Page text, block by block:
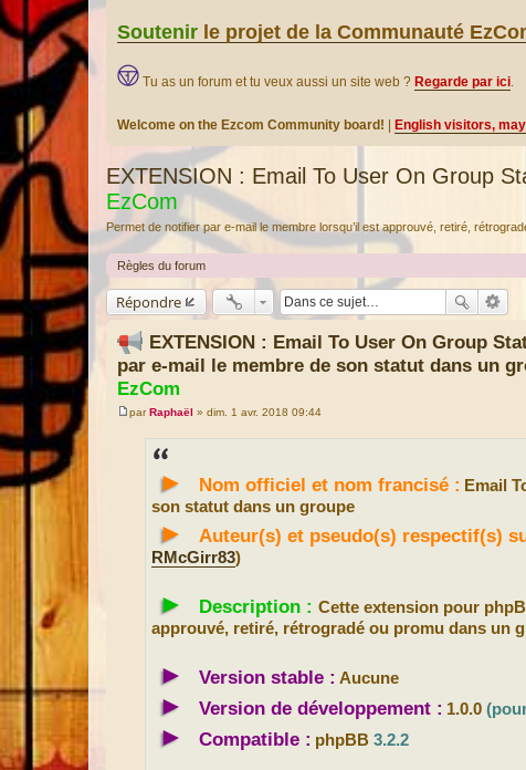
Soutenir le projet de la Communauté
Tu as un forum et tu veux aussi un site web ? Regarde par ici.
Welcome on the Ezcom Community board! English visitors,
EXTENSION : Email To User On Group
EzCom
Permet de notifier par e-mail le membre lorsqu’il est approuvé, retiré,
Règles du forum
Répondre
EXTENSION : Email To User On Group
par e-mail le membre de son statut dans un
EzCom
M
parRaphaël » dim. 1 avr. 2018 09:44
► Nom officiel et nom francisé : Email
son statut dans un groupe
► Auteur(s) et pseudo(s) respectif(s)
RMcGirr83)
► Description : Cette extension pour
approuvé, retiré, rétrogradé ou promu dans un
► Version stable : Aucune
► Version de développement : 1.0.0
► Compatible : phpBB 3.2.2